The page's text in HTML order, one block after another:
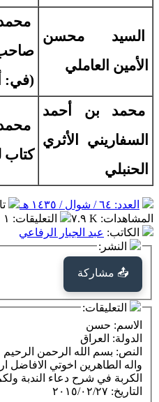
السيد محسن
الأمين العاملي
(في:
محمد بن أحمد
السفاريني الأثري
الحنبلي
كتاب
العدد: ٦٤ / شوال / ١٤٣٥ هـ
المشاهدات: ٧.٩ K التعليقات: ١
الكاتب: عبد الجبار الرفاعي
النشر:
📤 مشاركة
التعليقات:
الاسم: حسن
الدولة: العراق
النص: بسم الله الرحمن
واله الطاهرين اخوتي
الكربة في شرح دعاء الندبة
التاريخ: ٢٠١٥/٠٢/٢٧